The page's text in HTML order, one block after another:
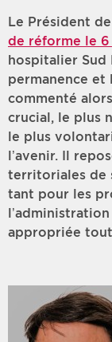
Le Président
de réforme le
hospitalier Sud
permanence et
commenté
crucial, le plus
le plus
l’avenir. Il
territoriales de
tant pour les
appropriée